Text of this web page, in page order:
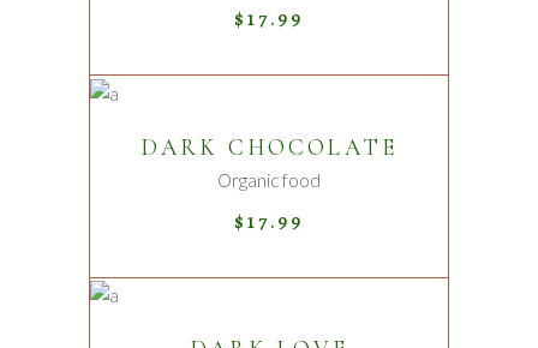
$17.99
DARK CHOCOLATE
Organic food
$17.99